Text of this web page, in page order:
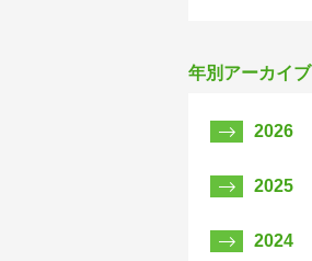
年別アーカイブ
2026
2025
2024